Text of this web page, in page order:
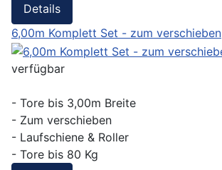
Details
6,00m Komplett Set - zum verschieben
verfügbar
- Tore bis 3,00m Breite
- Zum verschieben
- Laufschiene & Roller
- Tore bis 80 Kg